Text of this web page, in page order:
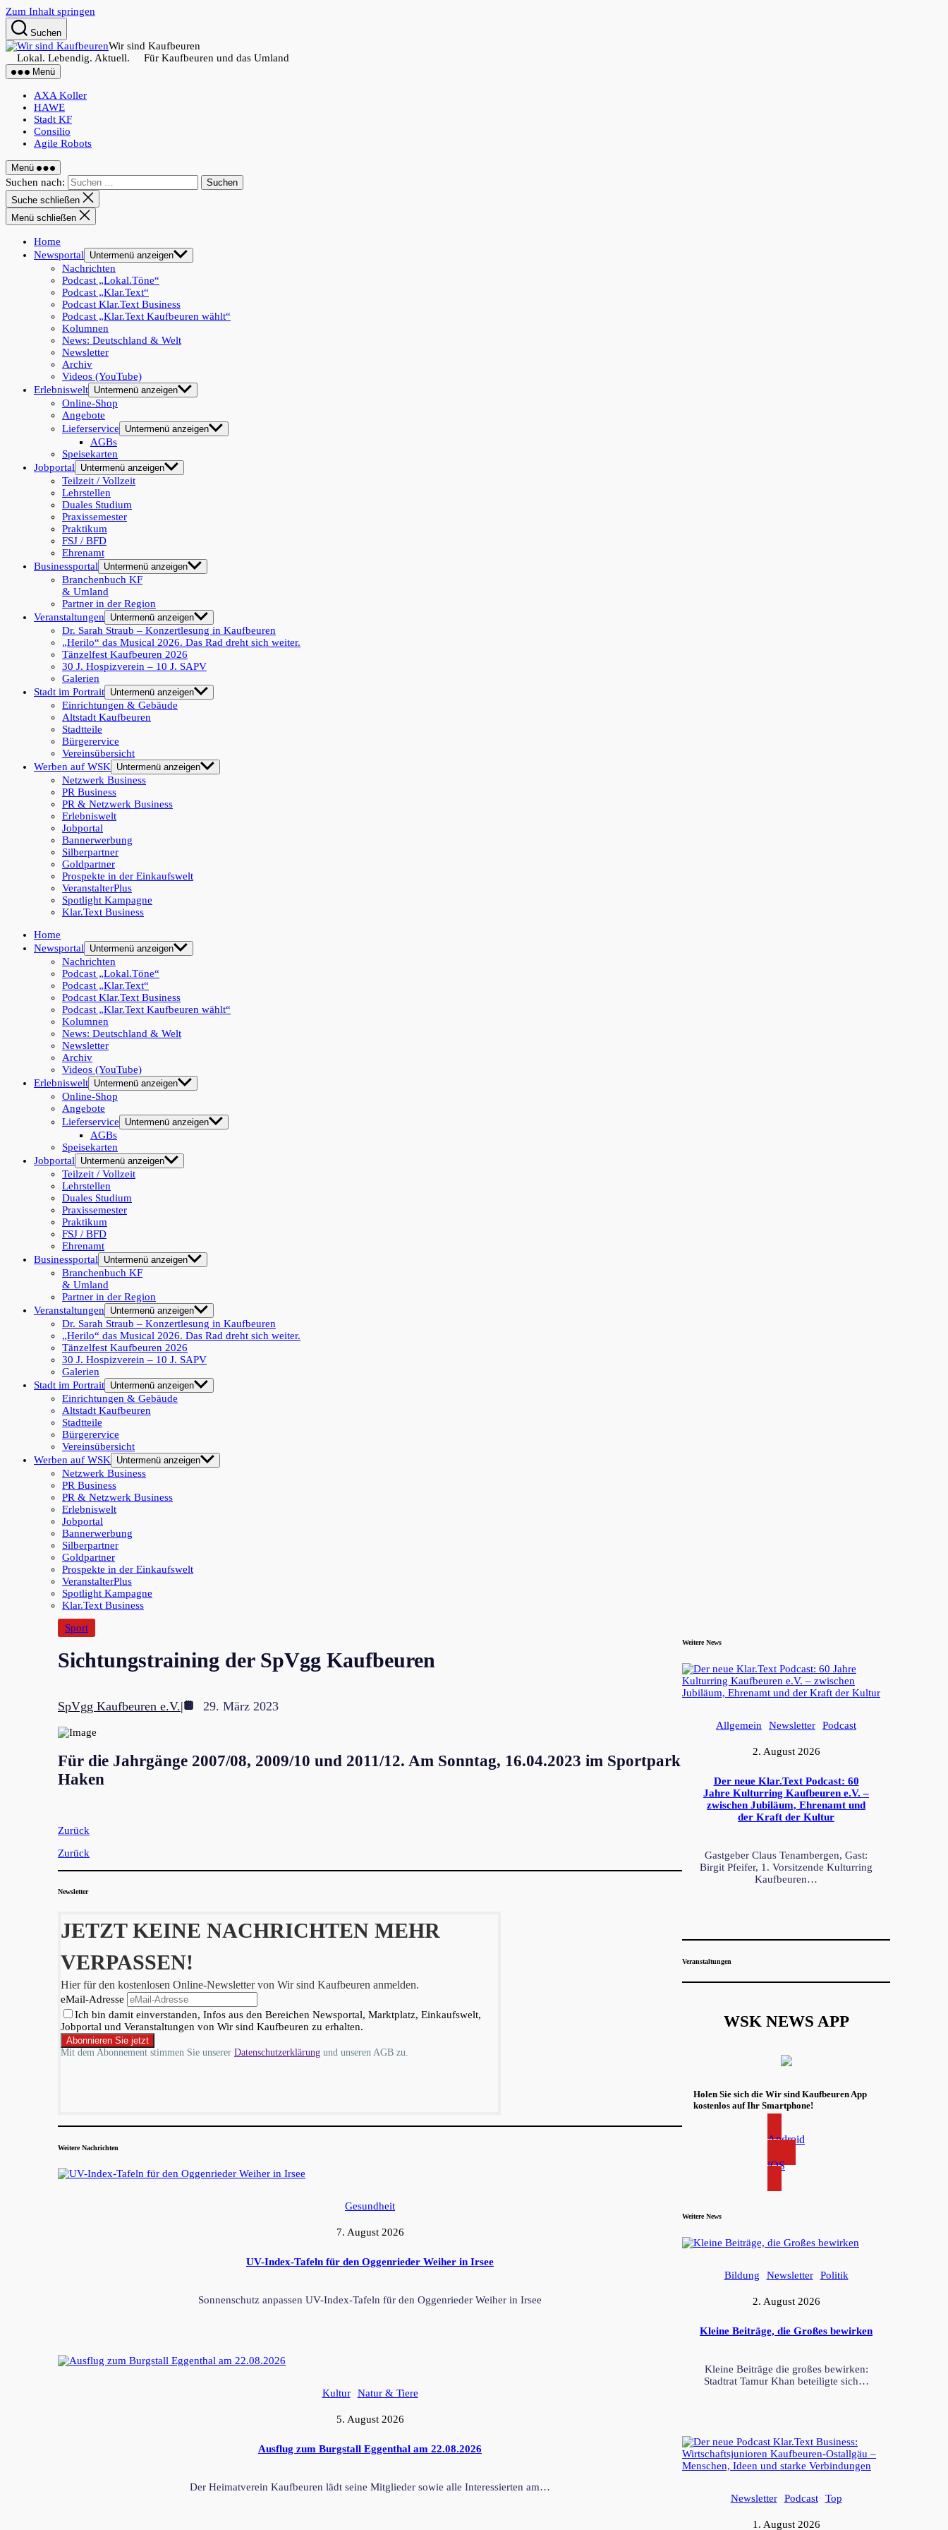
Zum Inhalt springen
Suchen
Wir sind Kaufbeuren
Lokal. Lebendig. Aktuell. Für Kaufbeuren und das Umland
Menü
AXA Koller
HAWE
Stadt KF
Consilio
Agile Robots
Menü
Suchen nach:
Suche schließen
Menü schließen
Home
Newsportal
Untermenü anzeigen
Nachrichten
Podcast „Lokal.Töne“
Podcast „Klar.Text“
Podcast Klar.Text Business
Podcast „Klar.Text Kaufbeuren wählt“
Kolumnen
News: Deutschland & Welt
Newsletter
Archiv
Videos (YouTube)
Erlebniswelt Untermenü anzeigen
Online-Shop
Angebote
Lieferservice
Untermenü anzeigen
AGBs
Speisekarten
Jobportal
Untermenü anzeigen
Teilzeit / Vollzeit
Lehrstellen
Duales Studium
Praxissemester
Praktikum
FSJ / BFD
Ehrenamt
Businessportal
Untermenü anzeigen
Branchenbuch KF
& Umland
Partner in der Region
Veranstaltungen
Untermenü anzeigen
Dr. Sarah Straub – Konzertlesung in Kaufbeuren
„Herilo“ das Musical 2026. Das Rad dreht sich weiter.
Tänzelfest Kaufbeuren 2026
30 J. Hospizverein – 10 J. SAPV
Galerien
Stadt im Portrait Untermenü anzeigen
Einrichtungen & Gebäude
Altstadt Kaufbeuren
Stadtteile
Bürgerervice
Vereinsübersicht
Werben auf WSK
Untermenü anzeigen
Netzwerk Business
PR Business
PR & Netzwerk Business
Erlebniswelt
Jobportal
Bannerwerbung
Silberpartner
Goldpartner
Prospekte in der Einkaufswelt
VeranstalterPlus
Spotlight Kampagne
Klar.Text Business
Home
Newsportal
Untermenü anzeigen
Nachrichten
Podcast „Lokal.Töne“
Podcast „Klar.Text“
Podcast Klar.Text Business
Podcast „Klar.Text Kaufbeuren wählt“
Kolumnen
News: Deutschland & Welt
Newsletter
Archiv
Videos (YouTube)
Erlebniswelt Untermenü anzeigen
Online-Shop
Angebote
Lieferservice
Untermenü anzeigen
AGBs
Speisekarten
Jobportal
Untermenü anzeigen
Teilzeit / Vollzeit
Lehrstellen
Duales Studium
Praxissemester
Praktikum
FSJ / BFD
Ehrenamt
Businessportal
Untermenü anzeigen
Branchenbuch KF
& Umland
Partner in der Region
Veranstaltungen
Untermenü anzeigen
Dr. Sarah Straub – Konzertlesung in Kaufbeuren
„Herilo“ das Musical 2026. Das Rad dreht sich weiter.
Tänzelfest Kaufbeuren 2026
30 J. Hospizverein – 10 J. SAPV
Galerien
Stadt im Portrait Untermenü anzeigen
Einrichtungen & Gebäude
Altstadt Kaufbeuren
Stadtteile
Bürgerervice
Vereinsübersicht
Werben auf WSK
Untermenü anzeigen
Netzwerk Business
PR Business
PR & Netzwerk Business
Erlebniswelt
Jobportal
Bannerwerbung
Silberpartner
Goldpartner
Prospekte in der Einkaufswelt
VeranstalterPlus
Spotlight Kampagne
Klar.Text Business
Sport
Sichtungstraining der SpVgg Kaufbeuren
SpVgg Kaufbeuren e.V.| 29. März 2023
Für die Jahrgänge 2007/08, 2009/10 und 2011/12. Am Sonntag, 16.04.2023 im Sportpark
Haken
Zurück
Zurück
Newsletter
JETZT KEINE NACHRICHTEN MEHR
VERPASSEN!
Hier für den kostenlosen Online-Newsletter von Wir sind Kaufbeuren anmelden.
eMail-Adresse
Ich bin damit einverstanden, Infos aus den Bereichen Newsportal, Marktplatz, Einkaufswelt,
Jobportal und Veranstaltungen von Wir sind Kaufbeuren zu erhalten.
Mit dem Abonnement stimmen Sie unserer Datenschutzerklärung und unseren AGB zu.
Weitere Nachrichten
Gesundheit
7. August 2026
UV-Index-Tafeln für den Oggenrieder Weiher in Irsee
Sonnenschutz anpassen UV-Index-Tafeln für den Oggenrieder Weiher in Irsee
Kultur Natur & Tiere
5. August 2026
Ausflug zum Burgstall Eggenthal am 22.08.2026
Der Heimatverein Kaufbeuren lädt seine Mitglieder sowie alle Interessierten am…
Weitere News
Allgemein Newsletter Podcast
2. August 2026
Der neue Klar.Text Podcast: 60
Jahre Kulturring Kaufbeuren e.V. –
zwischen Jubiläum, Ehrenamt und
der Kraft der Kultur
Gastgeber Claus Tenambergen, Gast:
Birgit Pfeifer, 1. Vorsitzende Kulturring
Kaufbeuren…
Veranstaltungen
WSK NEWS APP
Holen Sie sich die Wir sind Kaufbeuren App
kostenlos auf Ihr Smartphone!
Android
iOS
Weitere News
Bildung Newsletter Politik
2. August 2026
Kleine Beiträge, die Großes bewirken
Kleine Beiträge die großes bewirken:
Stadtrat Tamur Khan beteiligte sich…
Newsletter Podcast Top
1. August 2026